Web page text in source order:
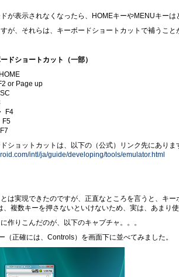
が表示されなくなったら、HOMEキーやMENUキーは
が、それらは、キーボードショートカットで補うこと
ドショートカット（一部）
or Page up
F4
F5
ショットカットは、以下の（公式）リンク先にありま
intl/ja/guide/developing/tools/emulator.html
は実現できたのですが、正直なところを言うと、キ
、複数キーを押さないといけないため、実は、あまり
作りこんだのが、以下のキャプチャ。。。
（正確には、Controls）を画面下に並べてみました。